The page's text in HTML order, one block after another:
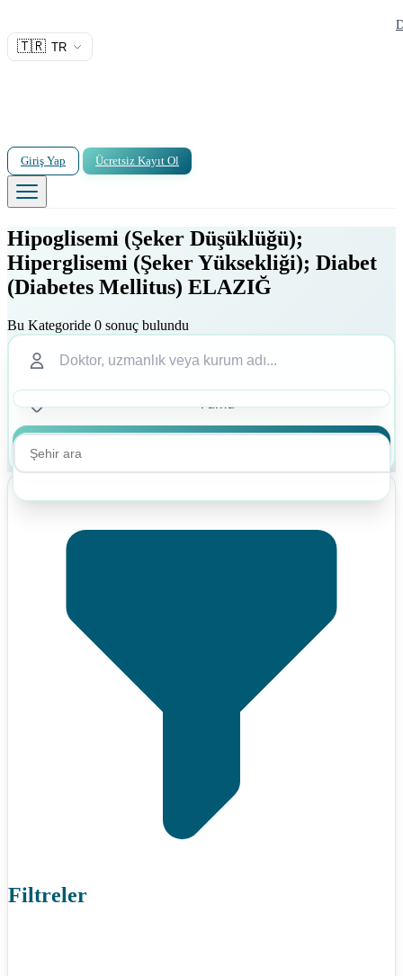
🇹🇷 TR
Giriş Yap Ücretsiz Kayıt Ol
Hipoglisemi (Şeker Düşüklüğü);
Hiperglisemi (Şeker Yüksekliği); Diabet
(Diabetes Mellitus) ELAZIĞ
Bu Kategoride 0 sonuç bulundu
Filtreler